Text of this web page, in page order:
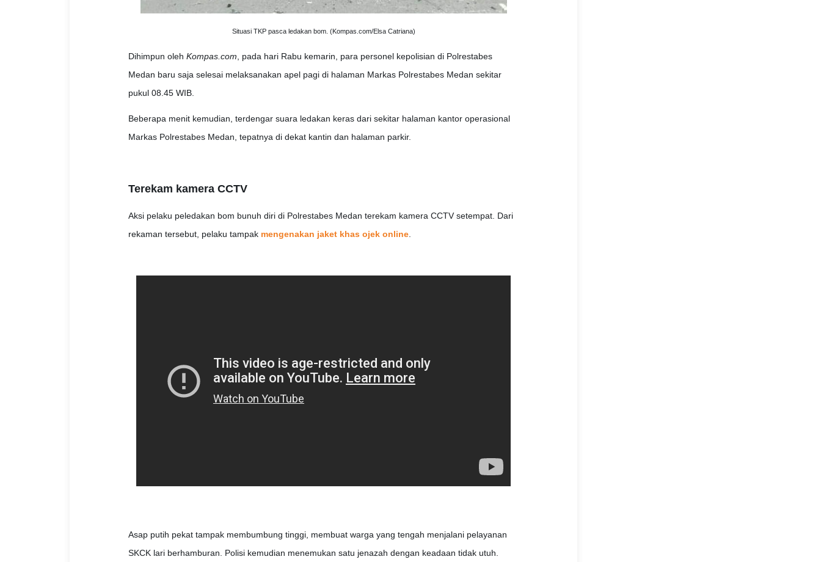
Situasi TKP pasca ledakan bom. (Kompas.com/Elsa Catriana)
Dihimpun oleh Kompas.com , pada hari Rabu kemarin, para personel kepolisian di Polrestabes
Medan baru saja selesai melaksanakan apel pagi di halaman Markas Polrestabes Medan sekitar
pukul 08.45 WIB.
Beberapa menit kemudian, terdengar suara ledakan keras dari sekitar halaman kantor operasional
Markas Polrestabes Medan, tepatnya di dekat kantin dan halaman parkir.
Terekam kamera CCTV
Aksi pelaku peledakan bom bunuh diri di Polrestabes Medan terekam kamera CCTV setempat. Dari
rekaman tersebut, pelaku tampak mengenakan jaket khas ojek online.
Asap putih pekat tampak membumbung tinggi, membuat warga yang tengah menjalani pelayanan
SKCK lari berhamburan. Polisi kemudian menemukan satu jenazah dengan keadaan tidak utuh.